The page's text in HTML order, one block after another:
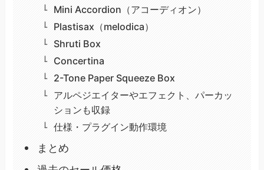
Mini Accordion（アコーディオン）
Plastisax（melodica）
Shruti Box
Concertina
2-Tone Paper Squeeze Box
アルペジエイターやエフェクト、パーカッ
ションも収録
仕様・プラグイン動作環境
まとめ